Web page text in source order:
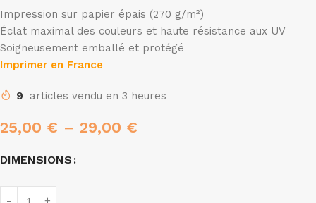
Impression sur papier épais (270 g/m²)
Éclat maximal des couleurs et haute résistance aux UV
Soigneusement emballé et protégé
Imprimer en France
9 articles vendu en 3 heures
25,00 € – 29,00 €
DIMENSIONS